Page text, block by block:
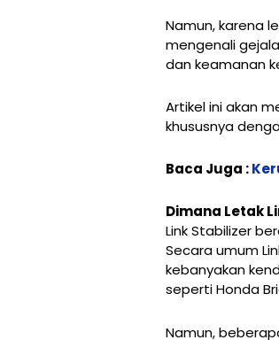
Namun, karena
mengenali
dan keamanan
Artikel ini akan
khususnya
Baca Juga :
Dimana Letak
Link Stabilizer
Secara umum
kebanyakan
seperti Honda
Namun,